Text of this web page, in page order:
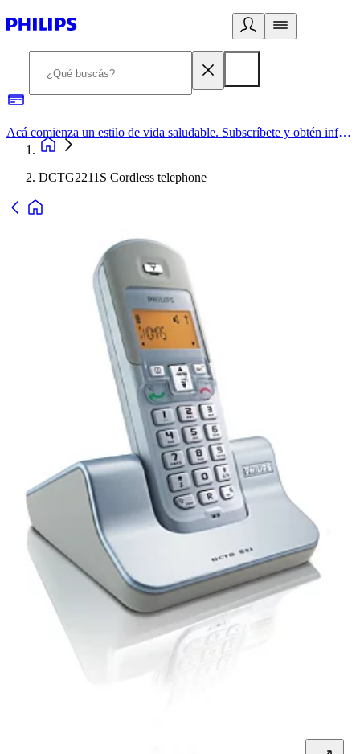
Acá comienza un estilo de vida saludable. Subscríbete y obtén información de primera mano
DCTG2211S Cordless telephone